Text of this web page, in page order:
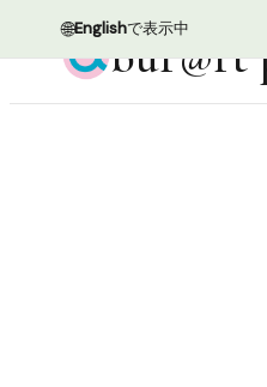
🌐Englishで表示中
bur@rt